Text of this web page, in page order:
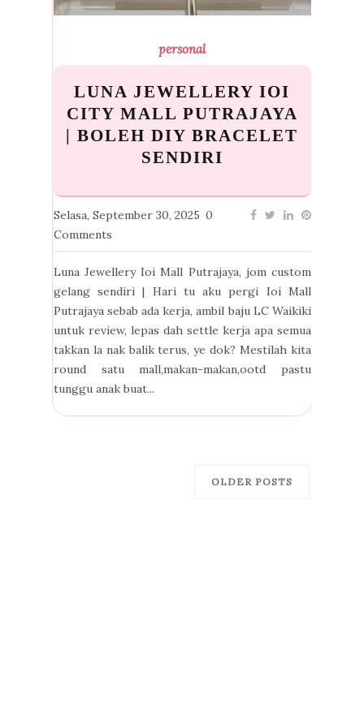
personal
LUNA JEWELLERY IOI
CITY MALL PUTRAJAYA
| BOLEH DIY BRACELET
SENDIRI
Selasa, September 30, 2025 0
Comments
Luna Jewellery Ioi Mall Putrajaya, jom custom
gelang sendiri | Hari tu aku pergi Ioi Mall
Putrajaya sebab ada kerja, ambil baju LC Waikiki
untuk review, lepas dah settle kerja apa semua
takkan la nak balik terus, ye dok? Mestilah kita
round satu mall,makan-makan,ootd pastu
tunggu anak buat...
OLDER POSTS